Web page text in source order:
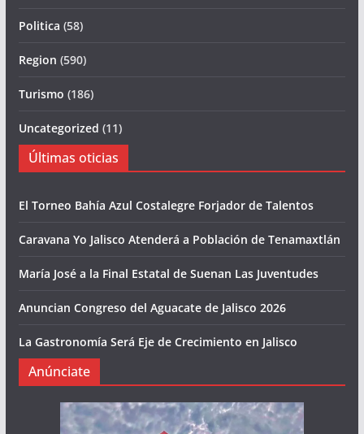
Politica (58)
Region (590)
Turismo (186)
Uncategorized (11)
Últimas oticias
El Torneo Bahía Azul Costalegre Forjador de Talentos
Caravana Yo Jalisco Atenderá a Población de Tenamaxtlán
María José a la Final Estatal de Suenan Las Juventudes
Anuncian Congreso del Aguacate de Jalisco 2026
La Gastronomía Será Eje de Crecimiento en Jalisco
Anúnciate